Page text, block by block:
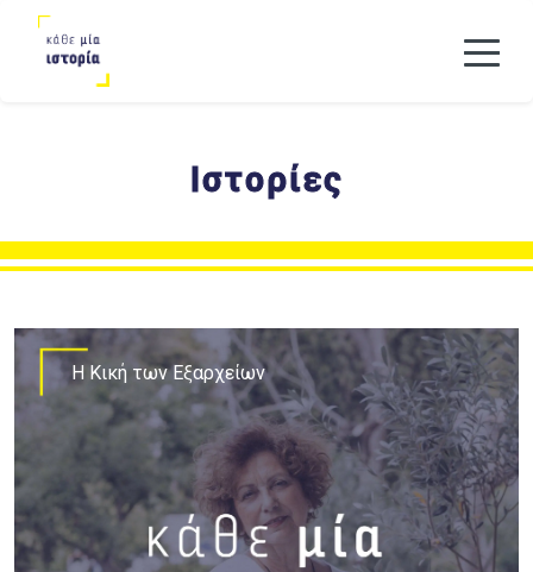
Ιστορίες
Η Κική των Εξαρχείων